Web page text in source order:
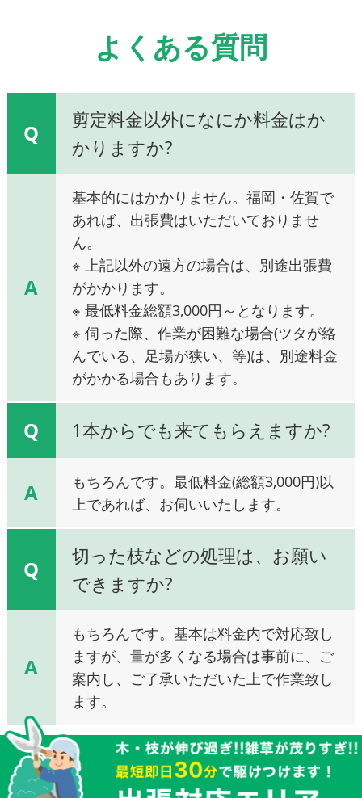
よくある質問
Q
剪定料金以外になにか料金はか
かりますか?
A
基本的にはかかりません。福岡・佐賀で
あれば、出張費はいただいておりませ
ん。
※ 上記以外の遠方の場合は、別途出張費
がかかります。
※ 最低料金総額3,000円～となります。
※ 伺った際、作業が困難な場合(ツタが絡
んでいる、足場が狭い、等)は、別途料金
がかかる場合もあります。
Q 1本からでも来てもらえますか?
A
もちろんです。最低料金(総額3,000円)以
上であれば、お伺いいたします。
Q
切った枝などの処理は、お願い
できますか?
A
もちろんです。基本は料金内で対応致し
ますが、量が多くなる場合は事前に、ご
案内し、ご了承いただいた上で作業致し
ます。